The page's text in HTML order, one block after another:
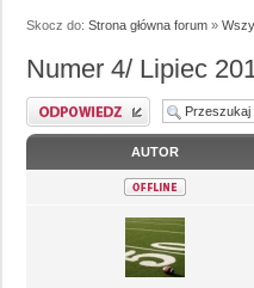
Skocz do: Strona główna forum »
Numer 4/ Lipiec
AUTOR